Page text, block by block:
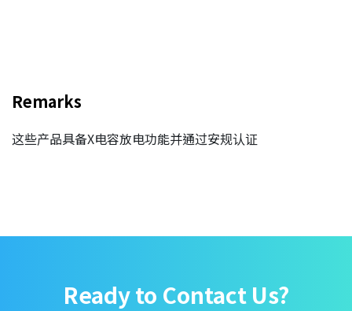
Remarks
这些产品具备X电容放电功能并通过安规认证
Ready to Contact Us?